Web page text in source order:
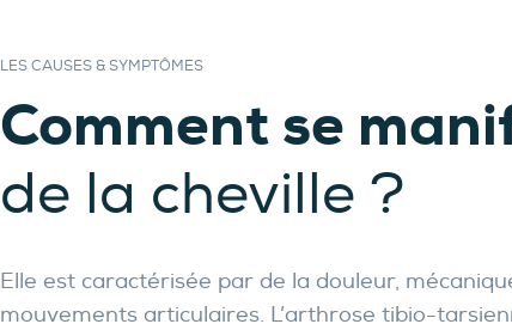
LES CAUSES & SYMPTÔMES
Comment se
de la cheville ?
Elle est caractérisée par de la douleur,
mouvements articulaires. L’arthrose tibio-